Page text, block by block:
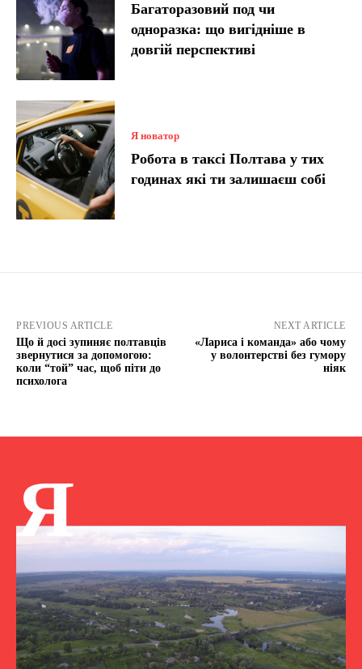
Багаторазовий под чи
одноразка: що вигідніше в
довгій перспективі
Я новатор
Робота в таксі Полтава у тих
годинах які ти залишаєш собі
PREVIOUS ARTICLE
Що й досі зупиняє полтавців
звернутися за допомогою:
коли “той” час, щоб піти до
психолога
NEXT ARTICLE
«Лариса і команда» або чому
у волонтерстві без гумору
ніяк
Я